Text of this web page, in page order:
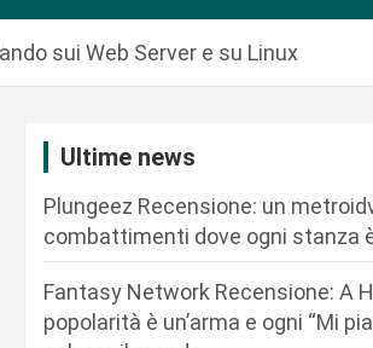
sui Web Server e su Linux
Ultime news
Plungeez Recensione: un
combattimenti dove ogni stanza
Fantasy Network Recensione: A
popolarità è un’arma e ogni “Mi